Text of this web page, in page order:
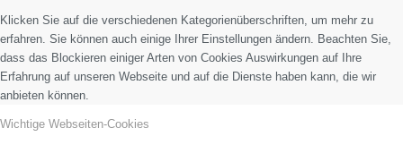
Klicken Sie auf die verschiedenen Kategorienüberschriften, um mehr zu
erfahren. Sie können auch einige Ihrer Einstellungen ändern. Beachten Sie,
dass das Blockieren einiger Arten von Cookies Auswirkungen auf Ihre
Erfahrung auf unseren Webseite und auf die Dienste haben kann, die wir
anbieten können.
Wichtige Webseiten-Cookies